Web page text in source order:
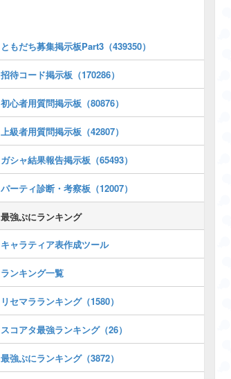
ともだち募集掲示板Part3（439350）
招待コード掲示板（170286）
初心者用質問掲示板（80876）
上級者用質問掲示板（42807）
ガシャ結果報告掲示板（65493）
パーティ診断・考察板（12007）
最強ぷにランキング
キャラティア表作成ツール
ランキング一覧
リセマラランキング（1580）
スコアタ最強ランキング（26）
最強ぷにランキング（3872）